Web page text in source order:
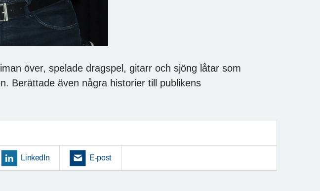
över, spelade dragspel, gitarr och sjöng låtar som
Berättade även några historier till publikens
LinkedIn E-post